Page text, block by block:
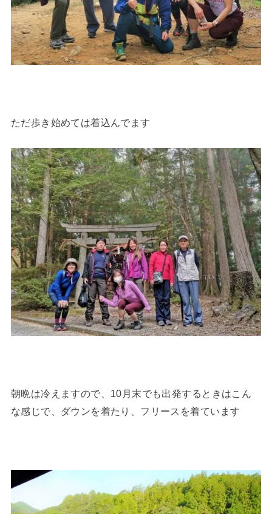
ただ歩き始めては着込んでます
朝晩は冷えますので、10月末でも出発するときはこん
な感じで、ダウンを着たり、フリースを着ています